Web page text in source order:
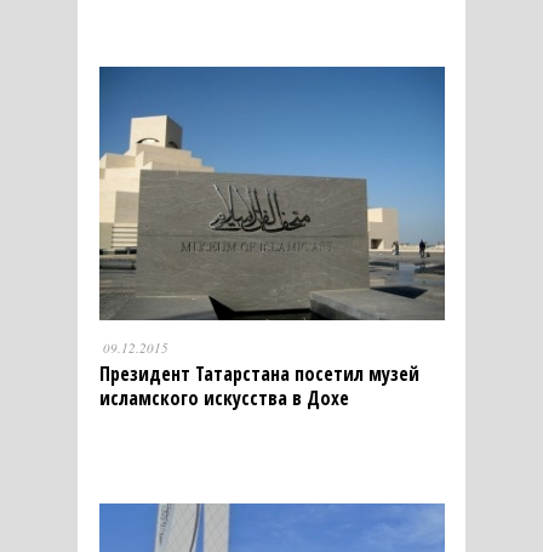
09.12.2015
Президент Татарстана посетил музей
исламского искусства в Дохе